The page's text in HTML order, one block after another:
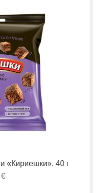
«Кириешки», 40 г
€